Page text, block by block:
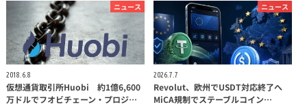
ニュース
2018.6.8
仮想通貨取引所Huobi 約1億6,600
万ドルでフオビチェーン・プロジ…
ニュース
2026.7.7
Revolut、欧州でUSDT対応終了へ
MiCA規制でステーブルコイン…